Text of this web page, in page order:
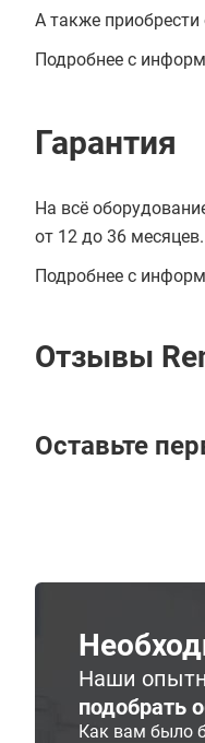
А также
Подробнее с
Гарантия
На всё
от 12 до 36 месяцев.
Подробнее с
Отзывы
Оставьте
Наши
подобрать
Как вам было